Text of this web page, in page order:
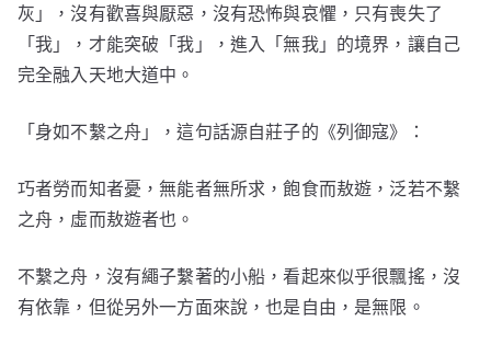
灰」，沒有歡喜與厭惡，沒有恐怖與哀懼，只有喪失了
「我」，才能突破「我」，進入「無我」的境界，讓自己
完全融入天地大道中。
「身如不繫之舟」，這句話源自莊子的《列御寇》：
巧者勞而知者憂，無能者無所求，飽食而敖遊，泛若不繫
之舟，虛而敖遊者也。
不繫之舟，沒有繩子繫著的小船，看起來似乎很飄搖，沒
有依靠，但從另外一方面來說，也是自由，是無限。